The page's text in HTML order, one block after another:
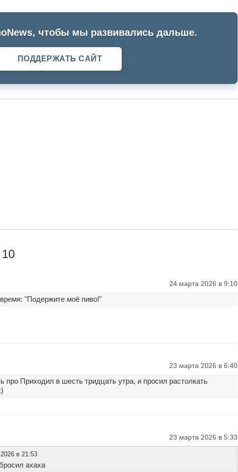
чтобы мы развивались дальше.
ПОДДЕРЖАТЬ САЙТ
24 марта 2026 в 9:10
"Подержите моё пиво!"
23 марта 2026 в 6:40
про Приходил в шесть тридцать утра, и просил растолкать
23 марта 2026 в 5:33
в 21:53
ахаха